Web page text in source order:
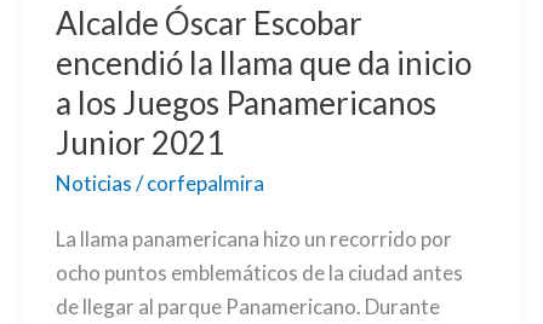
Alcalde Óscar Escobar
encendió la llama que da inicio
a los Juegos Panamericanos
Junior 2021
Noticias/corfepalmira
La llama panamericana hizo un recorrido por
ocho puntos emblemáticos de la ciudad antes
de llegar al parque Panamericano. Durante
a
Juegos
Panamericanos
Junior
2021